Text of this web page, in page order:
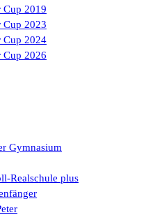
Cup 2019
Cup 2023
Cup 2024
Cup 2026
Gymnasium
Realschule plus